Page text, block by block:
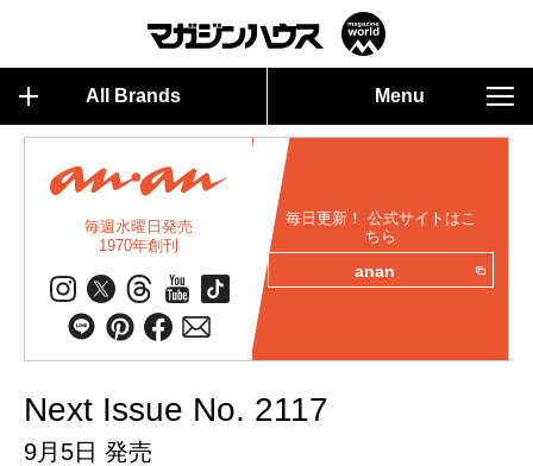
All Brands Menu
毎週水曜日発売
1970年創刊
毎日更新！ 公式サイトはこ
ちら
anan
Next Issue No. 2117
9月5日 発売